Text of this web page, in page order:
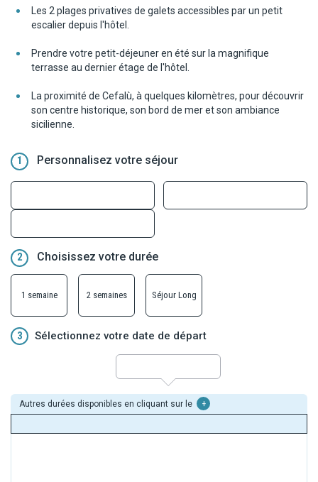
Les 2 plages privatives de galets accessibles par un petit
escalier depuis l'hôtel.
Prendre votre petit-déjeuner en été sur la magnifique
terrasse au dernier étage de l'hôtel.
La proximité de Cefalù, à quelques kilomètres, pour découvrir
son centre historique, son bord de mer et son ambiance
sicilienne.
1 Personnalisez votre séjour
2 Choisissez votre durée
1 semaine 2 semaines Séjour Long
3 Sélectionnez votre date de départ
Autres durées disponibles en cliquant sur le +